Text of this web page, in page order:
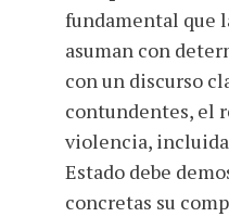
fundamental que
asuman con
con un discurso
contundentes, el
violencia,
Estado debe
concretas su